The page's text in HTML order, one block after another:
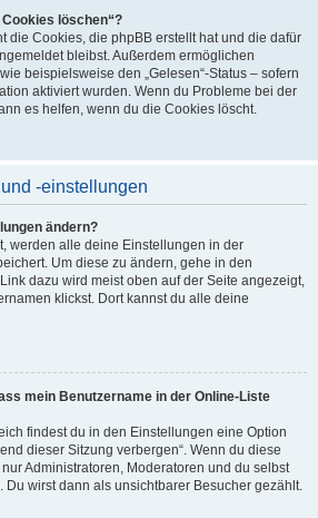
löschen“?
die Cookies, die phpBB erstellt hat und die dafür
bleibst. Außerdem ermöglichen
beispielsweise den „Gelesen“-Status – sofern
aktiviert wurden. Wenn du Probleme bei der
es helfen, wenn du die Cookies löscht.
-einstellungen
ändern?
werden alle deine Einstellungen in der
Um diese zu ändern, gehe in den
dazu wird meist oben auf der Seite angezeigt,
klickst. Dort kannst du alle deine
mein Benutzername in der Online-Liste
findest du in den Einstellungen eine Option
dieser Sitzung verbergen“. Wenn du diese
Administratoren, Moderatoren und du selbst
Du wirst dann als unsichtbarer Besucher gezählt.